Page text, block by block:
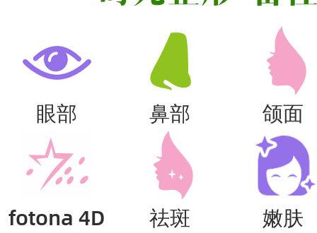
眼部 鼻部 颌面
fotona 4D 祛斑 嫩肤